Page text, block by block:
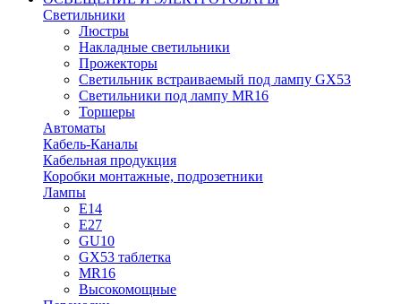
Светильники
Люстры
Накладные светильники
Прожекторы
Светильник встраиваемый под лампу GX53
Светильники под лампу MR16
Торшеры
Автоматы
Кабель-Каналы
Кабельная продукция
Коробки монтажные, подрозетники
Лампы
E14
E27
GU10
GX53 таблетка
MR16
Высокомощные